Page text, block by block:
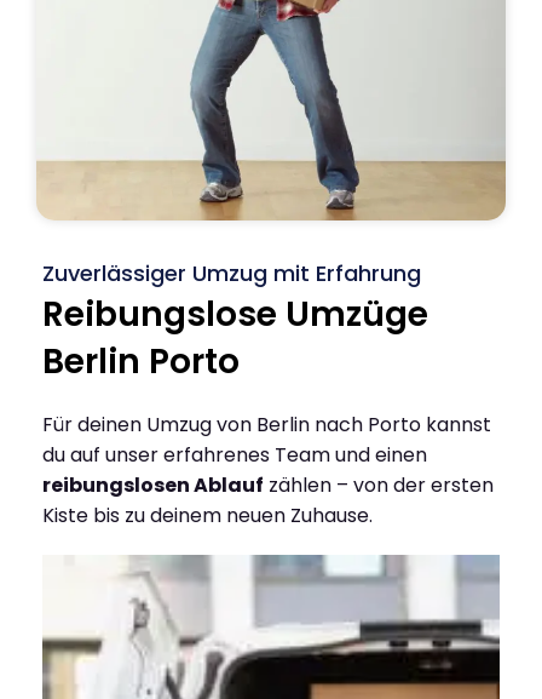
Zuverlässiger Umzug mit Erfahrung
Reibungslose Umzüge
Berlin Porto
Für deinen Umzug von Berlin nach Porto kannst
du auf unser erfahrenes Team und einen
reibungslosen Ablauf zählen – von der ersten
Kiste bis zu deinem neuen Zuhause.